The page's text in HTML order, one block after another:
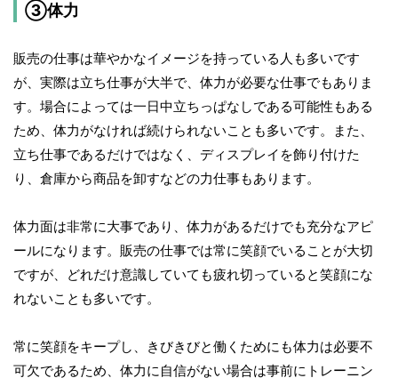
③体力
販売の仕事は華やかなイメージを持っている人も多いです
が、実際は立ち仕事が大半で、体力が必要な仕事でもありま
す。場合によっては一日中立ちっぱなしである可能性もある
ため、体力がなければ続けられないことも多いです。また、
立ち仕事であるだけではなく、ディスプレイを飾り付けた
り、倉庫から商品を卸すなどの力仕事もあります。
体力面は非常に大事であり、体力があるだけでも充分なアピ
ールになります。販売の仕事では常に笑顔でいることが大切
ですが、どれだけ意識していても疲れ切っていると笑顔にな
れないことも多いです。
常に笑顔をキープし、きびきびと働くためにも体力は必要不
可欠であるため、体力に自信がない場合は事前にトレーニン